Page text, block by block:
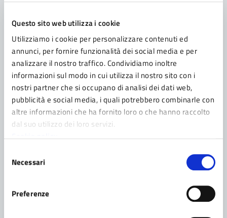
Questo sito web utilizza i cookie
Utilizziamo i cookie per personalizzare contenuti ed
annunci, per fornire funzionalità dei social media e per
analizzare il nostro traffico. Condividiamo inoltre
informazioni sul modo in cui utilizza il nostro sito con i
nostri partner che si occupano di analisi dei dati web,
pubblicità e social media, i quali potrebbero combinarle con
altre informazioni che ha fornito loro o che hanno raccolto
dal suo utilizzo dei loro servizi.
delNecessari
Preferenze
COMUNICATO 21/11/2014
TUTTO ESAURITO AL “SOLARI”
PER LA FESTA DELL’ALBERO
TUTTO ESAURITO AL “SOLARI” PER LA FESTA
DELL’ALBERO Con la presentazione del libro “Chi
pianta alberi vive due volte”, di Riccardo Ferrari si è
concluso con successo il primo appuntamento del
progetto di Educazione sostenibile Il vicesindaco
Gruzza: “Un modo vivace e coinvolgente per fare